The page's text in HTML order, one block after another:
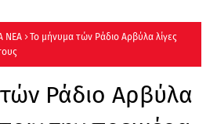
ΝΕΑ
Το μήνυμα τών Ράδιο Αρβύλα λίγες
Ράδιο Αρβύλα